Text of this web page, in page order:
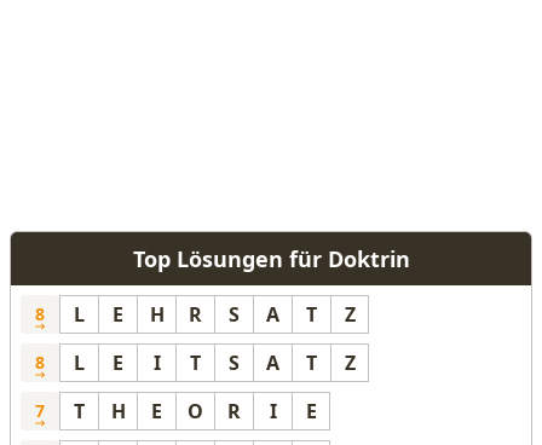
Top Lösungen für Doktrin
8 L E H R S A T Z
8 L E I T S A T Z
7 T H E O R I E